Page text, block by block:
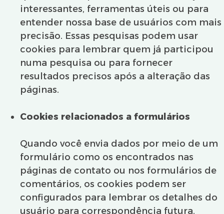
interessantes, ferramentas úteis ou para
entender nossa base de usuários com mais
precisão. Essas pesquisas podem usar
cookies para lembrar quem já participou
numa pesquisa ou para fornecer
resultados precisos após a alteração das
páginas.
Cookies relacionados a formulários
Quando você envia dados por meio de um
formulário como os encontrados nas
páginas de contato ou nos formulários de
comentários, os cookies podem ser
configurados para lembrar os detalhes do
usuário para correspondência futura.